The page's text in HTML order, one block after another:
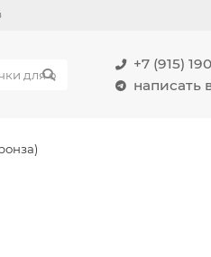
+7 (915)
написать